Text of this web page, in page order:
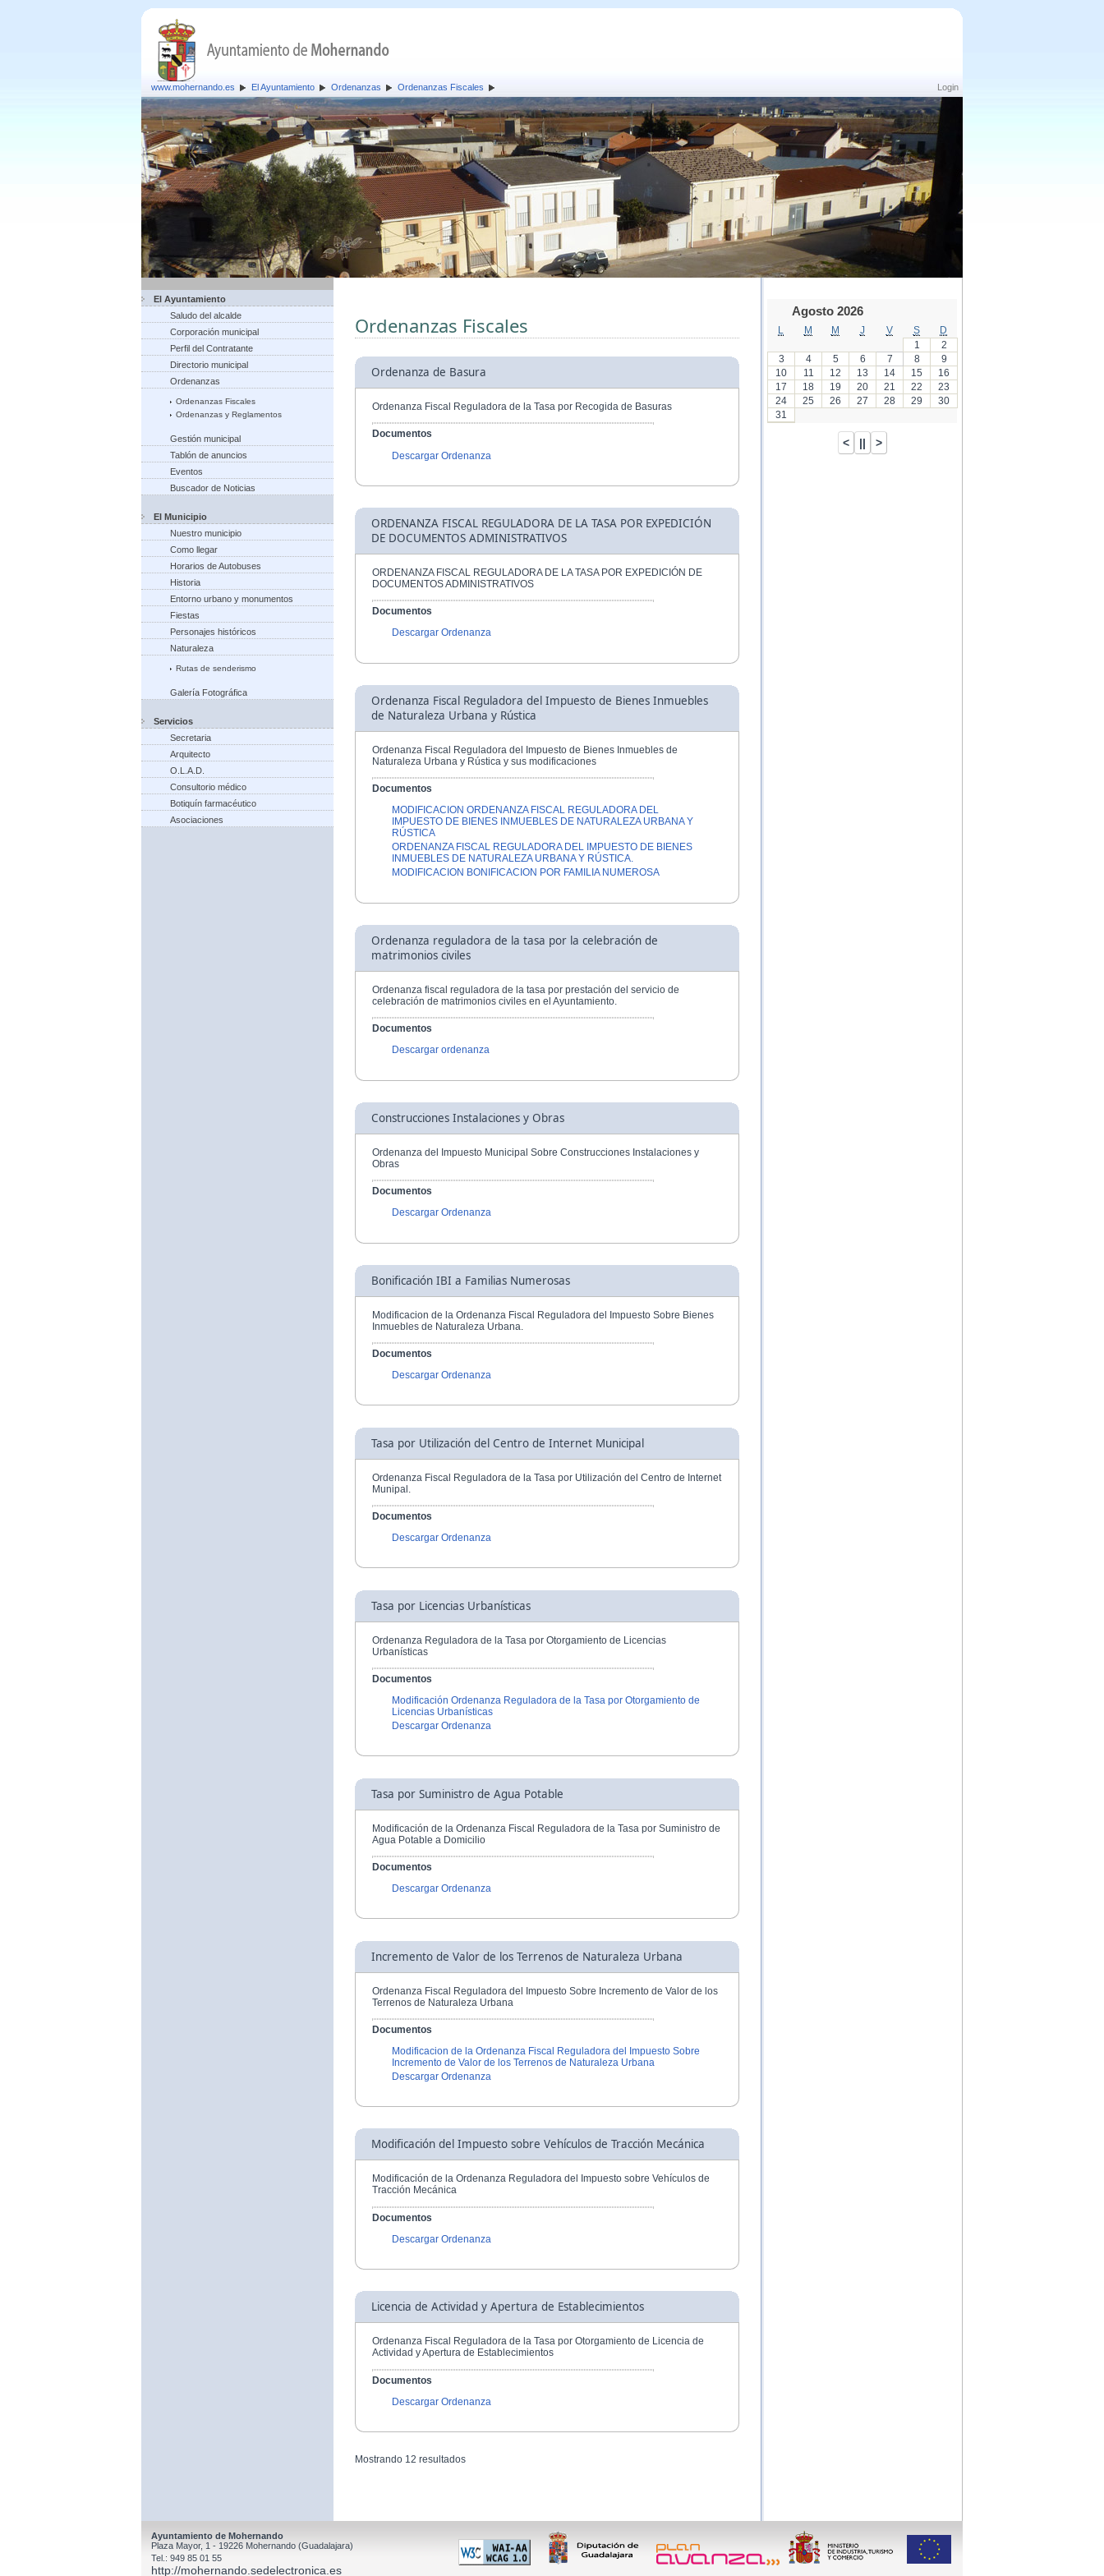
Login
www.mohernando.es El Ayuntamiento Ordenanzas Ordenanzas Fiscales
El Ayuntamiento
Saludo del alcalde
Corporación municipal
Perfil del Contratante
Directorio municipal
Ordenanzas
Ordenanzas Fiscales
Ordenanzas y Reglamentos
Gestión municipal
Tablón de anuncios
Eventos
Buscador de Noticias
El Municipio
Nuestro municipio
Como llegar
Horarios de Autobuses
Historia
Entorno urbano y monumentos
Fiestas
Personajes históricos
Naturaleza
Rutas de senderismo
Galería Fotográfica
Servicios
Secretaria
Arquitecto
O.L.A.D.
Consultorio médico
Botiquín farmacéutico
Asociaciones
Ordenanzas Fiscales
Ordenanza de Basura
Ordenanza Fiscal Reguladora de la Tasa por Recogida de Basuras
Documentos
Descargar Ordenanza
ORDENANZA FISCAL REGULADORA DE LA TASA POR EXPEDICIÓN
DE DOCUMENTOS ADMINISTRATIVOS
ORDENANZA FISCAL REGULADORA DE LA TASA POR EXPEDICIÓN DE
DOCUMENTOS ADMINISTRATIVOS
Documentos
Descargar Ordenanza
Ordenanza Fiscal Reguladora del Impuesto de Bienes Inmuebles
de Naturaleza Urbana y Rústica
Ordenanza Fiscal Reguladora del Impuesto de Bienes Inmuebles de
Naturaleza Urbana y Rústica y sus modificaciones
Documentos
MODIFICACION ORDENANZA FISCAL REGULADORA DEL
IMPUESTO DE BIENES INMUEBLES DE NATURALEZA URBANA Y
RÚSTICA
ORDENANZA FISCAL REGULADORA DEL IMPUESTO DE BIENES
INMUEBLES DE NATURALEZA URBANA Y RÚSTICA.
MODIFICACION BONIFICACION POR FAMILIA NUMEROSA
Ordenanza reguladora de la tasa por la celebración de
matrimonios civiles
Ordenanza fiscal reguladora de la tasa por prestación del servicio de
celebración de matrimonios civiles en el Ayuntamiento.
Documentos
Descargar ordenanza
Construcciones Instalaciones y Obras
Ordenanza del Impuesto Municipal Sobre Construcciones Instalaciones y
Obras
Documentos
Descargar Ordenanza
Bonificación IBI a Familias Numerosas
Modificacion de la Ordenanza Fiscal Reguladora del Impuesto Sobre Bienes
Inmuebles de Naturaleza Urbana.
Documentos
Descargar Ordenanza
Tasa por Utilización del Centro de Internet Municipal
Ordenanza Fiscal Reguladora de la Tasa por Utilización del Centro de Internet
Munipal.
Documentos
Descargar Ordenanza
Tasa por Licencias Urbanísticas
Ordenanza Reguladora de la Tasa por Otorgamiento de Licencias
Urbanísticas
Documentos
Modificación Ordenanza Reguladora de la Tasa por Otorgamiento de
Licencias Urbanísticas
Descargar Ordenanza
Tasa por Suministro de Agua Potable
Modificación de la Ordenanza Fiscal Reguladora de la Tasa por Suministro de
Agua Potable a Domicilio
Documentos
Descargar Ordenanza
Incremento de Valor de los Terrenos de Naturaleza Urbana
Ordenanza Fiscal Reguladora del Impuesto Sobre Incremento de Valor de los
Terrenos de Naturaleza Urbana
Documentos
Modificacion de la Ordenanza Fiscal Reguladora del Impuesto Sobre
Incremento de Valor de los Terrenos de Naturaleza Urbana
Descargar Ordenanza
Modificación del Impuesto sobre Vehículos de Tracción Mecánica
Modificación de la Ordenanza Reguladora del Impuesto sobre Vehículos de
Tracción Mecánica
Documentos
Descargar Ordenanza
Licencia de Actividad y Apertura de Establecimientos
Ordenanza Fiscal Reguladora de la Tasa por Otorgamiento de Licencia de
Actividad y Apertura de Establecimientos
Documentos
Descargar Ordenanza
Mostrando 12 resultados
Agosto 2026
M M J V S
D
1
2
3
4 5 6 7 8
9
10
11 12 13 14 15
16
17
18 19 20 21 22
23
24
25 26 27 28 29
30
31
Ayuntamiento de Mohernando
Plaza Mayor, 1 - 19226 Mohernando (Guadalajara)
Tel.: 949 85 01 55
http://mohernando.sedelectronica.es